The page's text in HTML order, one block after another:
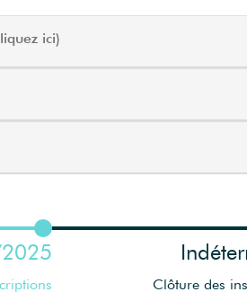
ici)
Clôture des